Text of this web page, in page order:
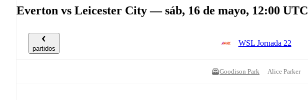
Everton vs Leicester City — sáb, 16 de mayo, 12:00 UTC
partidos
WSL Jornada 22
Goodison Park Alice Parker